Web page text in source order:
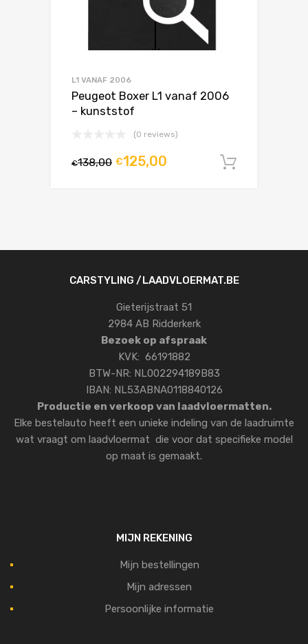
L1 VANAF 2006
Peugeot Boxer L1 vanaf 2006
– kunststof
(0 reviews)
€138,00 €125,00
CARSTYLING /LAADVLOERMAT.BE
Gieterijstraat 51
2984 AB Ridderkerk
Bezoek op afspraak
KVK: 66191882
BTW-NR: NL002294189B83
IBAN: NL53ABNA0118840126
Productie en verkoop van laadvloermatten.
Elke bestelauto heeft een unieke indeling van de laadruimte
wat vraagt om laadvloermat die voor dat specifieke model
op maat is gemaakt.
MIJN REKENING
Mijn bestellingen
Mijn adressen
Persoonlijke informatie